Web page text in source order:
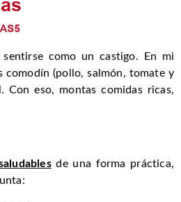
como un castigo. En mi
comodín (pollo, salmón, tomate y
eso, montas comidas ricas,
de una forma práctica,